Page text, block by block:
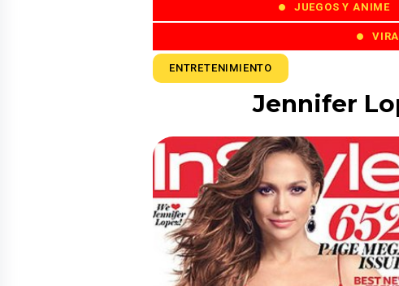
JUEGOS Y ANIME
ENTRETENIMIENTO
Jennifer